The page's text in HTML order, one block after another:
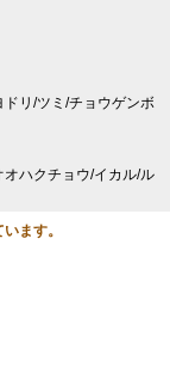
リ/ツミ/チョウゲンボ
ハクチョウ/イカル/ル
ます。